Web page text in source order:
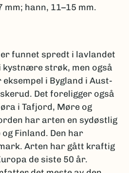
mm; hann, 11–15 mm.
funnet spredt i lavlandet
kystnære strøk, men også
i Bygland i Aust-
Det foreligger også
i Tafjord, Møre og
har arten en sydøstlig
Finland. Den har
Arten har gått kraftig
de siste 50 år.